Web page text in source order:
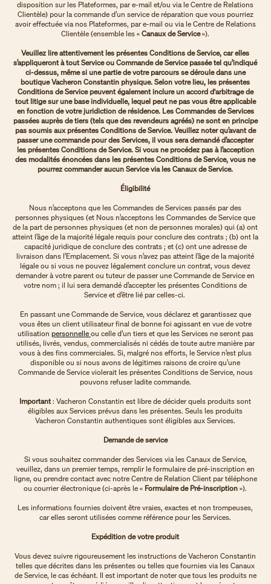
disposition sur les Plateformes, par e-mail et/ou via le Centre de Relations
Clientèle) pour la commande d’un service de réparation que vous pourriez
avoir effectuée via nos Plateformes, par e-mail ou via le Centre de Relations
Clientèle (ensemble les «Canaux de Service»).
Veuillez lire attentivement les présentes Conditions de Service, car elles
s’appliqueront à tout Service ou Commande de Service passée tel qu’indiqué
ci-dessus, même si une partie de votre parcours se déroule dans une
boutique Vacheron Constantin physique. Selon votre lieu, les présentes
Conditions de Service peuvent également inclure un accord d'arbitrage de
tout litige sur une base individuelle, lequel peut ne pas vous être applicable
en fonction de votre juridiction de résidence. Les Commandes de Services
passées auprès de tiers (tels que des revendeurs agréés) ne sont en principe
pas soumis aux présentes Conditions de Service. Veuillez noter qu’avant de
passer une commande pour des Services, il vous sera demandé d’accepter
les présentes Conditions de Service. Si vous ne procédez pas à l’acception
des modalités énoncées dans les présentes Conditions de Service, vous ne
pourrez commander aucun Service via les Canaux de Service.
Éligibilité
Nous n’acceptons que les Commandes de Services passés par des
personnes physiques (et Nous n’acceptons les Commandes de Service que
de la part de personnes physiques (et non de personnes morales) qui (a) ont
atteint l’âge de la majorité légale requis pour conclure des contrats ; (b) ont la
capacité juridique de conclure des contrats ; et (c) ont une adresse de
livraison dans l’Emplacement. Si vous n’avez pas atteint l’âge de la majorité
légale ou si vous ne pouvez légalement conclure un contrat, vous devez
demander à votre parent ou tuteur de passer une Commande de Service en
votre nom ; il lui sera demandé d’accepter les présentes Conditions de
Service et d’être lié par celles-ci.
En passant une Commande de Service, vous déclarez et garantissez que
vous êtes un client utilisateur final de bonne foi agissant en vue de votre
utilisation personnelle ou celle d’un tiers et que les Services ne seront pas
utilisés, livrés, vendus, commercialisés ni cédés de toute autre manière par
vous à des fins commerciales. Si, malgré nos efforts, le Service n’est plus
disponible ou si nous avons de légitimes raisons de croire qu’une
Commande de Service violerait les présentes Conditions de Service, nous
pouvons refuser ladite commande.
Important: Vacheron Constantin est libre de décider quels produits sont
éligibles aux Services prévus dans les présentes. Seuls les produits
Vacheron Constantin authentiques sont éligibles aux Services.
Demande de service
Si vous souhaitez commander des Services via les Canaux de Service,
veuillez, dans un premier temps, remplir le formulaire de pré-inscription en
ligne, ou prendre contact avec notre Centre de Relation Client par téléphone
ou courrier électronique (ci-après le « Formulaire de Pré-inscription »).
Les informations fournies doivent être vraies, exactes et non trompeuses,
car elles seront utilisées comme référence pour les Services.
Expédition de votre produit
Vous devez suivre rigoureusement les instructions de Vacheron Constantin
telles que décrites dans les présentes ou telles que fournies via les Canaux
de Service, le cas échéant. Il est important de noter que tous les produits ne